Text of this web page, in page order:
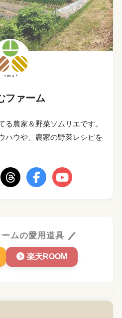
ファーム
る農家＆野菜ソムリエです。
ハウや、農家の野菜レシピを
ムの愛用道具
楽天ROOM